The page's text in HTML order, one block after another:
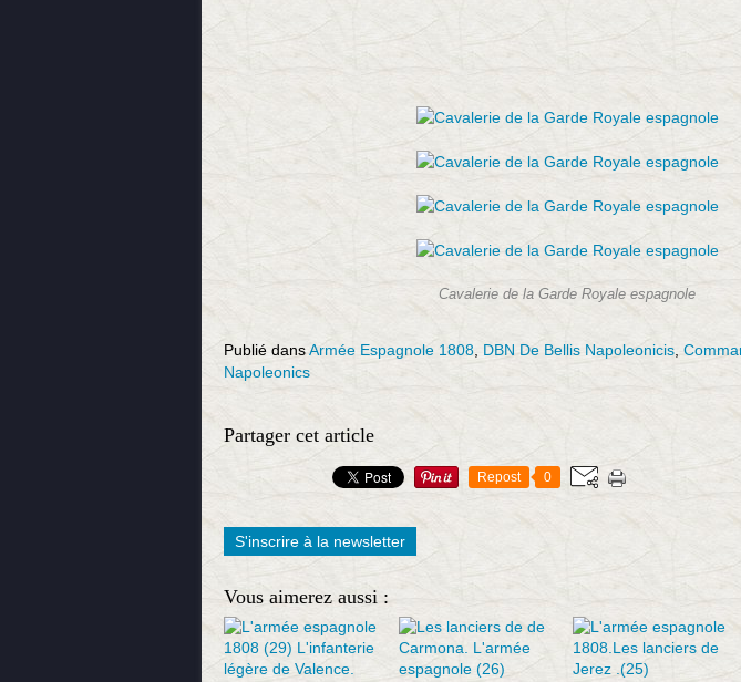
Cavalerie de la Garde Royale espagnole
Publié dansArmée Espagnole 1808 DBN De Bellis Napoleonicis
Napoleonics
Partager cet article
Repost 0
S'inscrire à la newsletter
Vous aimerez aussi :